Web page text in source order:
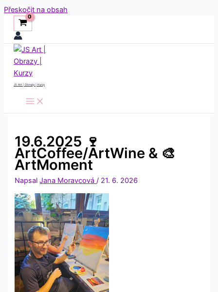
Přeskočit na obsah
JS Art | Obrazy | Kurzy
19.6.2025 🍷
ArtCoffee/ArtWine & 🎨
ArtMoment
NapsalJana Moravcová/ 21. 6. 2026